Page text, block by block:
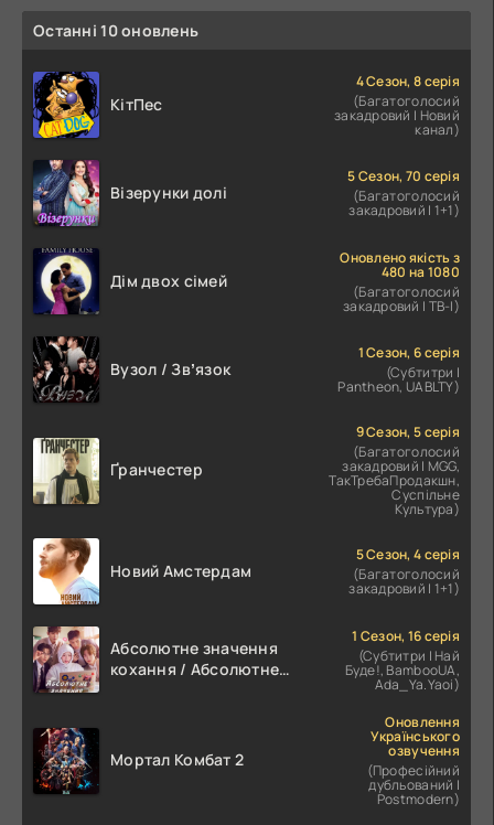
Останні 10 оновлень
КітПес
4 Сезон, 8 серія
(Багатоголосий
закадровий | Новий
канал)
Візерунки долі
5 Сезон, 70 серія
(Багатоголосий
закадровий | 1+1)
Дім двох сімей
Оновлено якість з
480 на 1080
(Багатоголосий
закадровий | ТВ-І)
Вузол / Звʼязок
1 Сезон, 6 серія
(Субтитри |
Pantheon, UABLTY)
Ґранчестер
9 Сезон, 5 серія
(Багатоголосий
закадровий | MGG,
ТакТребаПродакшн,
Суспільне
Культура)
Новий Амстердам
5 Сезон, 4 серія
(Багатоголосий
закадровий | 1+1)
Абсолютне значення
кохання / Абсолютне
1 Сезон, 16 серія
(Субтитри | Най
Буде!, BambooUA,
Ada_Ya.Yaoi)
Мортал Комбат 2
Оновлення
Українського
озвучення
(Професійний
дубльований |
Postmodern)